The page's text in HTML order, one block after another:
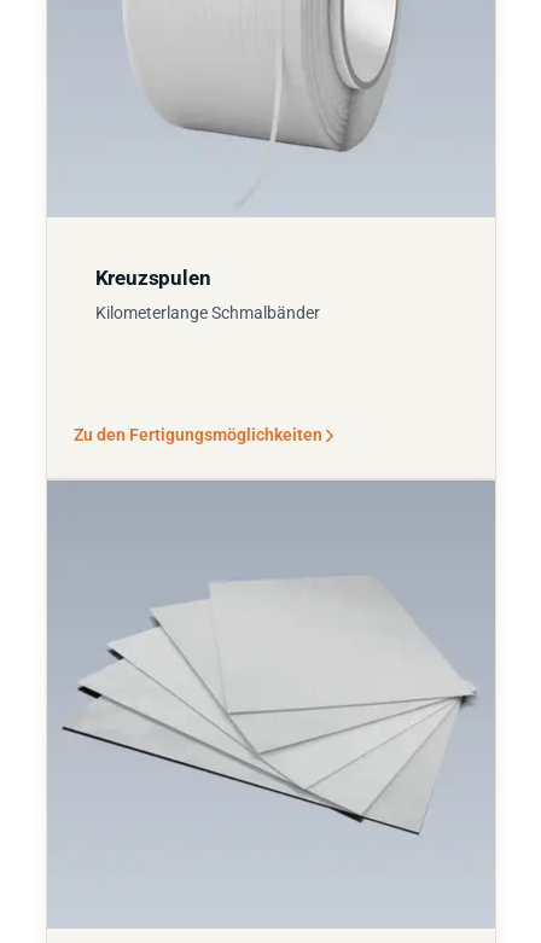
Kreuzspulen
Kilometerlange Schmalbänder
Zu den Fertigungsmöglichkeiten